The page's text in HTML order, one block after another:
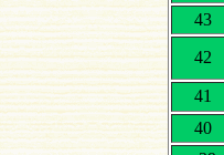
43
42
41
40